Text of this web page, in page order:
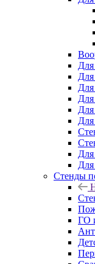
Для
Для
Для
Для
Для
Стенды
ГО